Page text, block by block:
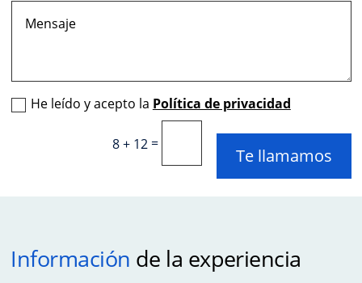
He leído y acepto la Política de privacidad
8 + 12 =
Te llamamos
Información de la experiencia